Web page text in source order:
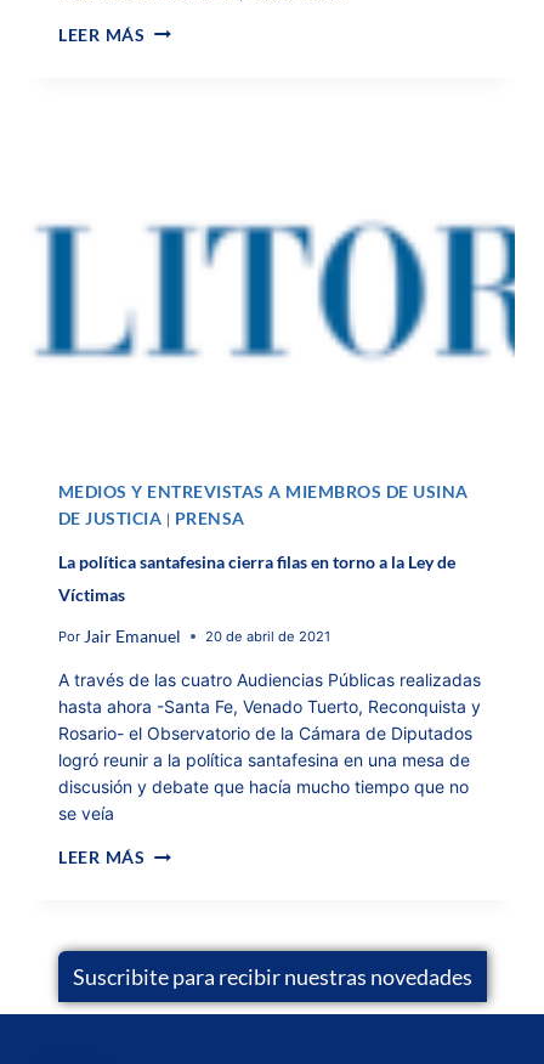
LEER MÁS
MEDIOS Y ENTREVISTAS A MIEMBROS DE USINA
DE JUSTICIA
PRENSA
La política santafesina cierra filas en torno a la Ley de
Víctimas
Por Jair Emanuel 20 de abril de 2021
A través de las cuatro Audiencias Públicas realizadas
hasta ahora -Santa Fe, Venado Tuerto, Reconquista y
Rosario- el Observatorio de la Cámara de Diputados
logró reunir a la política santafesina en una mesa de
discusión y debate que hacía mucho tiempo que no
se veía
LEER MÁS
Suscribite para recibir nuestras novedades